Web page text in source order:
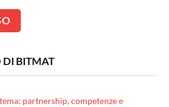
DI BITMAT
partnership, competenze e